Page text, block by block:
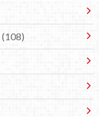
(108)